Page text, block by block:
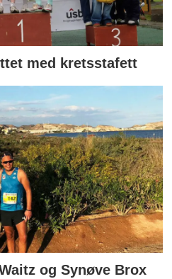
med kretsstafett
og Synøve Brox